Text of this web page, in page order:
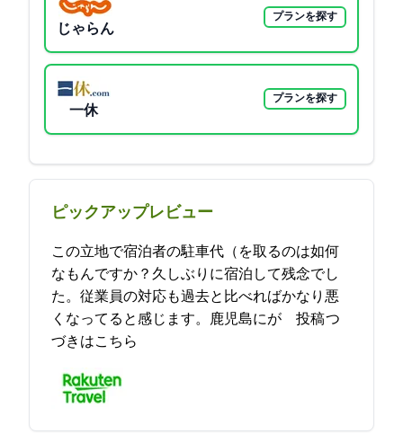
じゃらん
プランを探す
一休
プランを探す
ピックアップレビュー
この立地で宿泊者の駐車代（\1,000.)を取るのは如何
なもんですか？久しぶりに宿泊して残念でし
た。従業員の対応も過去と比べればかなり悪
くなってると感じます。鹿児島No.1にが… 2021-11-08 14:37:45投稿つ
づきはこちら